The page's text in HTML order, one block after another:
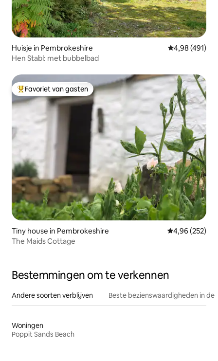
Huisje in Pembrokeshire Gemiddelde
4,98 (491)
Hen Stabl: met bubbelbad
Topfavoriet van gasten
Favoriet van gasten
Tiny house in Pembrokeshire Gemiddelde
4,96 (252)
The Maids Cottage
Bestemmingen om te verkennen
Andere soorten verblijven Beste bezienswaardigheden in de
Woningen
Poppit Sands Beach